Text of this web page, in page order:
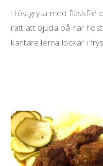
Höstgryta med fläskfilé
rätt att bjuda på när
kantarellerna lockar i